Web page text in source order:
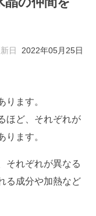
日 2022年05月25日
ります。
ほど、それぞれが
ります。
それぞれが異なる
る成分や加熱など